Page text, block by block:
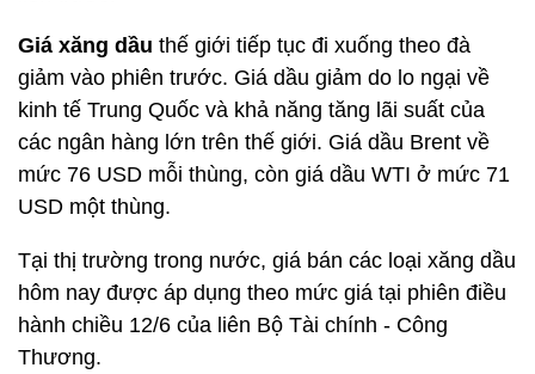
Giá xăng dầu thế giới tiếp tục đi xuống theo đà
giảm vào phiên trước. Giá dầu giảm do lo ngại về
kinh tế Trung Quốc và khả năng tăng lãi suất của
các ngân hàng lớn trên thế giới. Giá dầu Brent về
mức 76 USD mỗi thùng, còn giá dầu WTI ở mức 71
USD một thùng.
Tại thị trường trong nước, giá bán các loại xăng dầu
hôm nay được áp dụng theo mức giá tại phiên điều
hành chiều 12/6 của liên Bộ Tài chính - Công
Thương.